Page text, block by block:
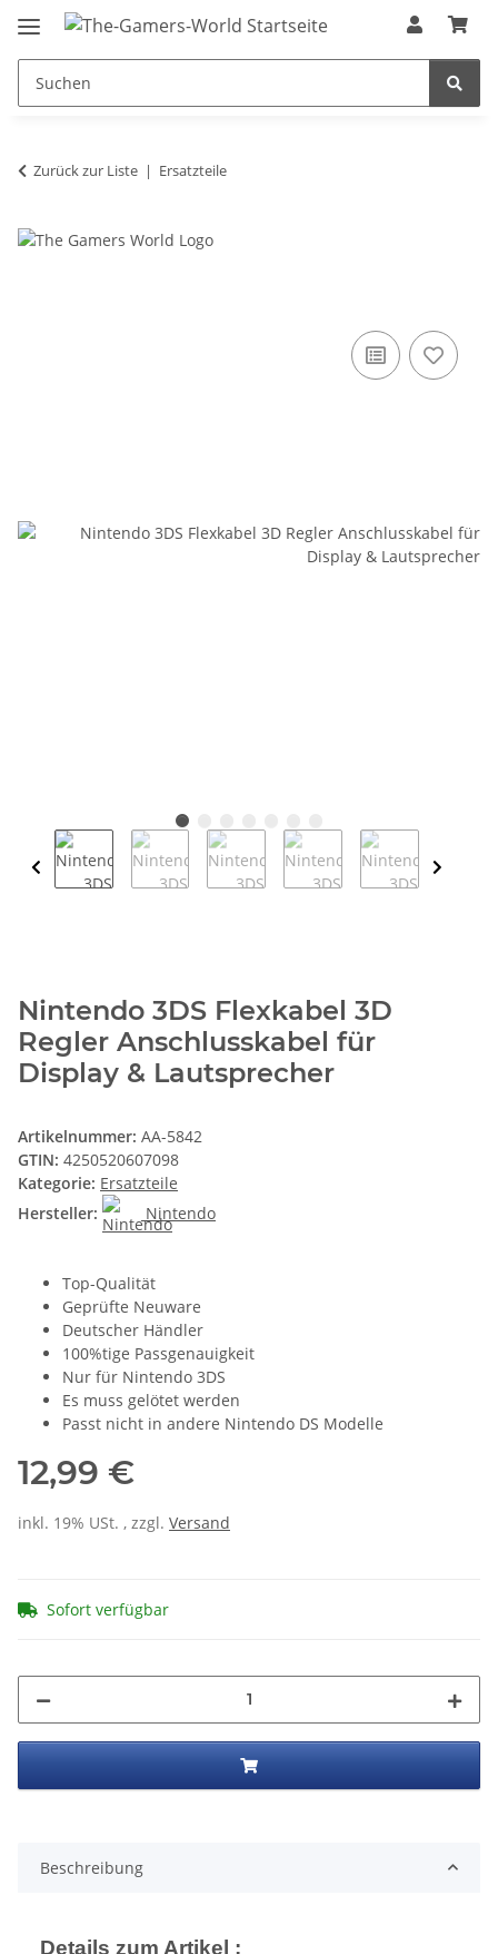
Zurück zur Liste Ersatzteile
Nintendo 3DS Flexkabel 3D
Regler Anschlusskabel für
Display & Lautsprecher
Artikelnummer: AA-5842
GTIN: 4250520607098
Kategorie: Ersatzteile
Hersteller:
Nintendo
Top-Qualität
Geprüfte Neuware
Deutscher Händler
100%tige Passgenauigkeit
Nur für Nintendo 3DS
Es muss gelötet werden
Passt nicht in andere Nintendo DS Modelle
12,99 €
inkl. 19% USt. , zzgl. Versand
Sofort verfügbar
Beschreibung
Details zum Artikel :